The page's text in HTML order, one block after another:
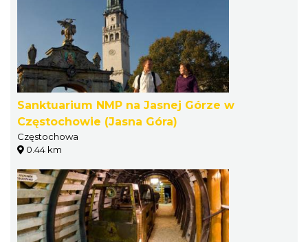
Sanktuarium NMP na Jasnej Górze w
Częstochowie (Jasna Góra)
Częstochowa
0.44 km